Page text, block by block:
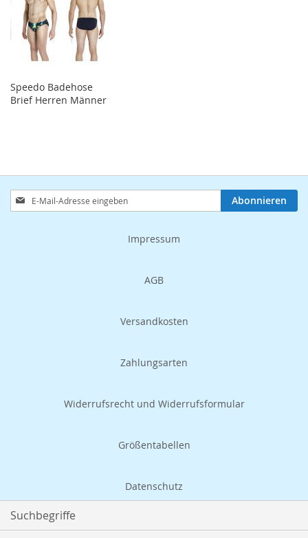
Speedo Badehose
Brief Herren Männer
Anmeldung
zum
Abonnieren
Impressum
AGB
Versandkosten
Zahlungsarten
Widerrufsrecht und Widerrufsformular
Größentabellen
Datenschutz
Suchbegriffe